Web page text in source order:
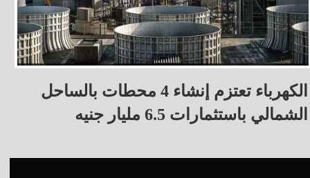
الكهرباء تعتزم إنشاء 4 محطات بالساحل
الشمالي باستثمارات 6.5 مليار جنيه